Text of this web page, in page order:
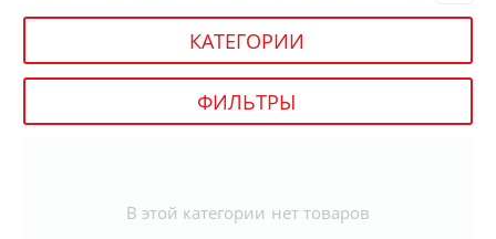
КАТЕГОРИИ
ФИЛЬТРЫ
В этой категории нет товаров